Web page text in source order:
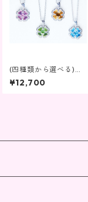
(四種類から選べる)
「光のクローバー」ペ
ンダントネックレス
¥12,700